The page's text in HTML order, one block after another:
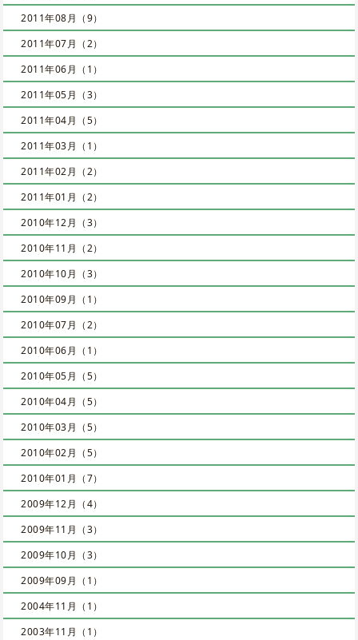
2011年08月（9）
2011年07月（2）
2011年06月（1）
2011年05月（3）
2011年04月（5）
2011年03月（1）
2011年02月（2）
2011年01月（2）
2010年12月（3）
2010年11月（2）
2010年10月（3）
2010年09月（1）
2010年07月（2）
2010年06月（1）
2010年05月（5）
2010年04月（5）
2010年03月（5）
2010年02月（5）
2010年01月（7）
2009年12月（4）
2009年11月（3）
2009年10月（3）
2009年09月（1）
2004年11月（1）
2003年11月（1）